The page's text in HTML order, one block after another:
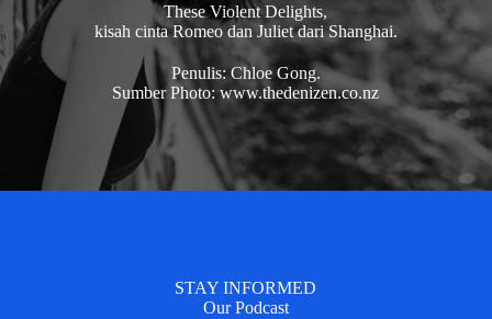
These Violent Delights,
kisah cinta Romeo dan Juliet dari Shanghai.
Penulis: Chloe Gong.
Sumber Photo: www.thedenizen.co.nz
STAY INFORMED
Our Podcast